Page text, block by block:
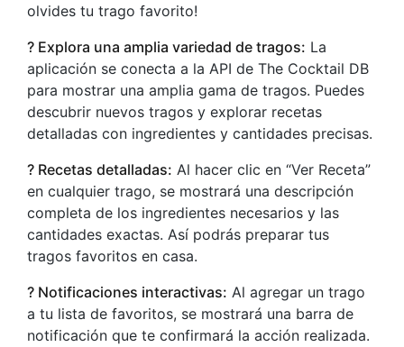
olvides tu trago favorito!
? Explora una amplia variedad de tragos: La
aplicación se conecta a la API de The Cocktail DB
para mostrar una amplia gama de tragos. Puedes
descubrir nuevos tragos y explorar recetas
detalladas con ingredientes y cantidades precisas.
? Recetas detalladas: Al hacer clic en “Ver Receta”
en cualquier trago, se mostrará una descripción
completa de los ingredientes necesarios y las
cantidades exactas. Así podrás preparar tus
tragos favoritos en casa.
? Notificaciones interactivas: Al agregar un trago
a tu lista de favoritos, se mostrará una barra de
notificación que te confirmará la acción realizada.